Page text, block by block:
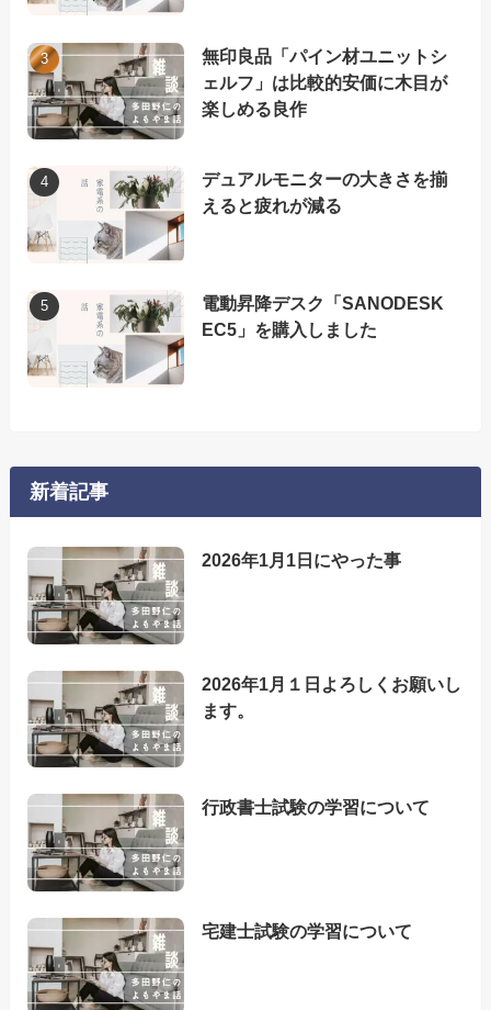
無印良品「パイン材ユニットシ
ェルフ」は比較的安価に木目が
楽しめる良作
デュアルモニターの大きさを揃
えると疲れが減る
電動昇降デスク「SANODESK
EC5」を購入しました
新着記事
2026年1月1日にやった事
2026年1月１日よろしくお願いし
ます。
行政書士試験の学習について
宅建士試験の学習について